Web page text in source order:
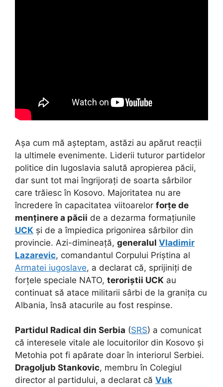
Așa cum mă așteptam, astăzi au apărut reacții
la ultimele evenimente. Liderii tuturor partidelor
politice din Iugoslavia salută apropierea păcii,
dar sunt tot mai îngrijorați de soarta sârbilor
care trăiesc în Kosovo. Majoritatea nu are
încredere în capacitatea viitoarelor forțe de
menținere a păcii de a dezarma formațiunile
UCK și de a împiedica prigonirea sârbilor din
provincie. Azi-dimineață, generalul Vladimir
Lazarevic, comandantul Corpului Priștina al
Armatei iugoslave, a declarat că, sprijiniți de
forțele speciale NATO, teroriștii UCK au
continuat să atace militarii sârbi de la granița cu
Albania, însă atacurile au fost respinse.
Partidul Radical din Serbia (SRS) a comunicat
că interesele vitale ale locuitorilor din Kosovo și
Metohia pot fi apărate doar în interiorul Serbiei.
Dragoljub Stankovic, membru în Colegiul
director al partidului, a declarat că Vuk